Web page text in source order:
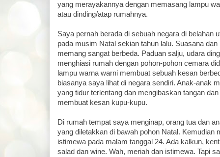
yang merayakannya dengan memasang lampu
atau dinding/atap rumahnya.
Saya pernah berada di sebuah negara di belahan
pada musim Natal sekian tahun lalu. Suasana
memang sangat berbeda. Paduan salju, udara
menghiasi rumah dengan pohon-pohon cemara
lampu warna warni membuat sebuah kesan
biasanya saya lihat di negara sendiri. Anak-anak
yang tidur terlentang dan mengibaskan tangan
membuat kesan kupu-kupu.
Di rumah tempat saya menginap, orang tua dan
yang diletakkan di bawah pohon Natal. Kemudian
istimewa pada malam tanggal 24. Ada kalkun,
salad dan wine. Wah, meriah dan istimewa. Tapi